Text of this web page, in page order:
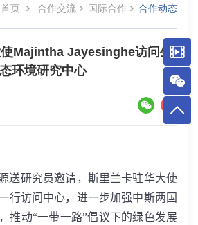
首页 合作交流 国际合作 合作动态
Majintha Jayesinghe访问生
态环境研究中心
送研究员邀请，斯里兰卡驻华大使
行访问中心，进一步加强中斯两国
推动“一带一路”倡议下的绿色发展